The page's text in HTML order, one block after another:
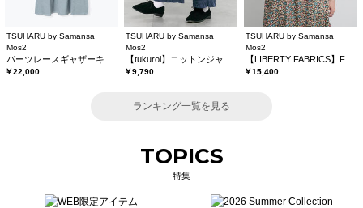
TSUHARU by Samansa
Mos2
￥22,000
TSUHARU by Samansa
Mos2
￥9,790
TSUHARU by Samansa
Mos2
【LIBERTY FABRICS】Floralia柄前後着ブラウス
￥15,400
ランキング一覧を見る
TOPICS
特集